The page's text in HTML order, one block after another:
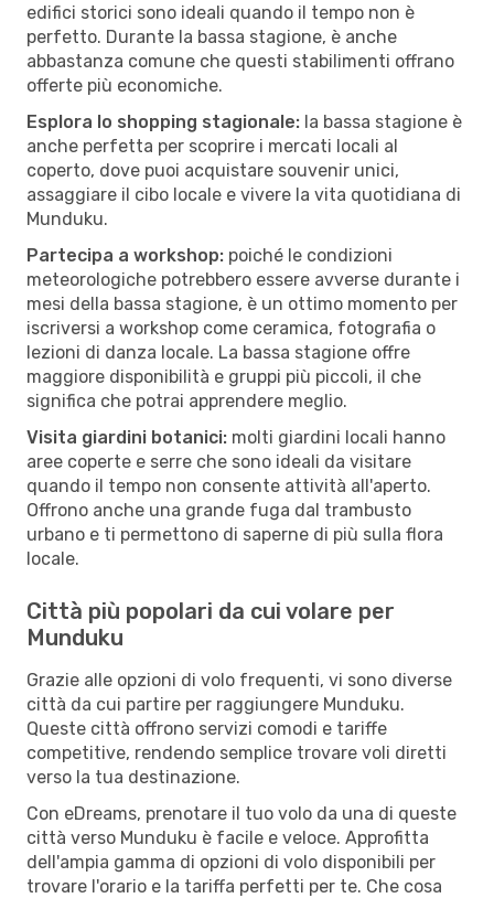
edifici storici sono ideali quando il tempo non è
perfetto. Durante la bassa stagione, è anche
abbastanza comune che questi stabilimenti offrano
offerte più economiche.
Esplora lo shopping stagionale: la bassa stagione è
anche perfetta per scoprire i mercati locali al
coperto, dove puoi acquistare souvenir unici,
assaggiare il cibo locale e vivere la vita quotidiana di
Munduku.
Partecipa a workshop: poiché le condizioni
meteorologiche potrebbero essere avverse durante i
mesi della bassa stagione, è un ottimo momento per
iscriversi a workshop come ceramica, fotografia o
lezioni di danza locale. La bassa stagione offre
maggiore disponibilità e gruppi più piccoli, il che
significa che potrai apprendere meglio.
Visita giardini botanici: molti giardini locali hanno
aree coperte e serre che sono ideali da visitare
quando il tempo non consente attività all'aperto.
Offrono anche una grande fuga dal trambusto
urbano e ti permettono di saperne di più sulla flora
locale.
Città più popolari da cui volare per
Munduku
Grazie alle opzioni di volo frequenti, vi sono diverse
città da cui partire per raggiungere Munduku.
Queste città offrono servizi comodi e tariffe
competitive, rendendo semplice trovare voli diretti
verso la tua destinazione.
Con eDreams, prenotare il tuo volo da una di queste
città verso Munduku è facile e veloce. Approfitta
dell'ampia gamma di opzioni di volo disponibili per
trovare l'orario e la tariffa perfetti per te. Che cosa